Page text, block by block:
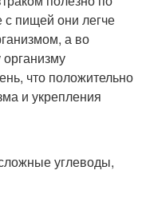
пищей они легче
а во
что положительно
и укрепления
углеводы,